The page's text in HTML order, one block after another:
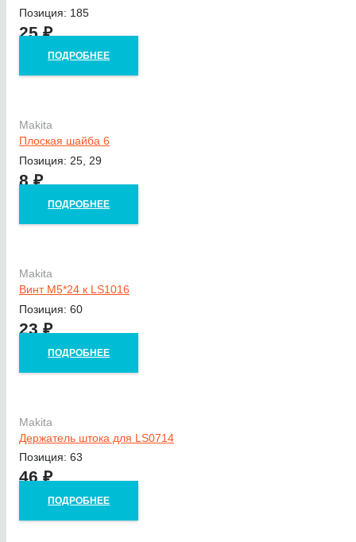
Позиция: 185
25₽
ПОДРОБНЕЕ
Makita
Плоская шайба 6
Позиция: 25, 29
8₽
ПОДРОБНЕЕ
Makita
Винт M5*24 к LS1016
Позиция: 60
23₽
ПОДРОБНЕЕ
Makita
Держатель штока для LS0714
Позиция: 63
46₽
ПОДРОБНЕЕ